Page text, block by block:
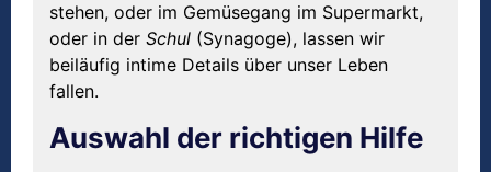
stehen, oder im Gemüsegang im Supermarkt,
oder in der Schul (Synagoge), lassen wir
beiläufig intime Details über unser Leben
fallen.
Auswahl der richtigen Hilfe